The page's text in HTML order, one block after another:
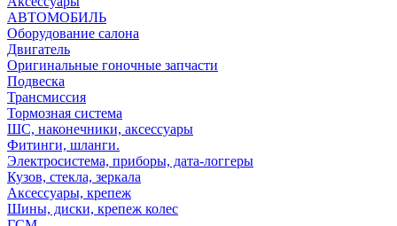
АВТОМОБИЛЬ
Оборудование салона
Двигатель
Оригинальные гоночные запчасти
Подвеска
Трансмиссия
Тормозная система
ШС, наконечники, аксессуары
Фитинги, шланги.
Электросистема, приборы, дата-логгеры
Кузов, стекла, зеркала
Аксессуары, крепеж
Шины, диски, крепеж колес